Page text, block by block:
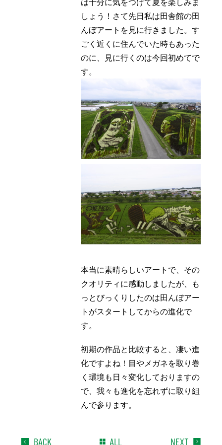
豆知識 レスキュー ご購入の流れ
お知らせ 会社概要
お問い合わせ
プライバシーポリシー
は十分に気をつけて夏を楽しみま
しょう！さて先日私は田舎館の田
んぼアートを見に行きました。す
ごく近くに住んでいた時もあった
のに、見に行くのは今回初めてで
す。
本当に素晴らしいアートで、その
クオリティに感動しましたが、も
っとびっくりしたのは田んぼアー
トがスタートしてからの進化で
す。
初期の作品と比較すると、凄い進
化ですよね！目やメガネを取り巻
く環境も日々変化しておりますの
で、我々も進化を忘れずに取り組
んで参ります。
BACK ALL NEXT